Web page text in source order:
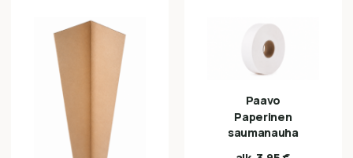
Paavo
Paperinen
saumanauha